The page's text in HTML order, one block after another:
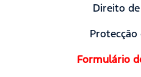
Direito
Protecção
Formulário